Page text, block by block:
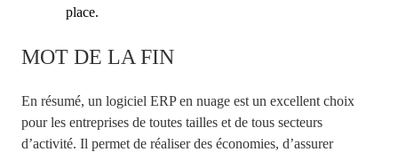
place.
MOT DE LA FIN
En résumé, un logiciel ERP en nuage est un excellent choix
pour les entreprises de toutes tailles et de tous secteurs
d’activité. Il permet de réaliser des économies, d’assurer